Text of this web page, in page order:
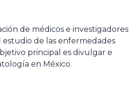
de médicos e investigadores
estudio de las enfermedades
principal es divulgar e
en México.